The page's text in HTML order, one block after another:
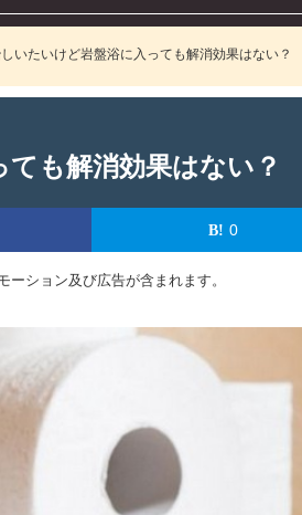
いたいけど岩盤浴に入っても解消効果はない？
も解消効果はない？
0
ション及び広告が含まれます。